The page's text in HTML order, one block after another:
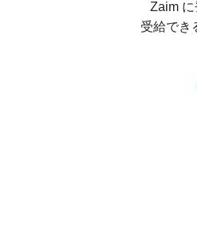
Zaim
受給でき